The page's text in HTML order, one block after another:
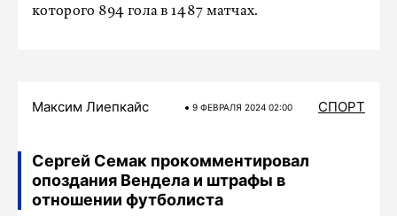
которого 894 гола в 1487 матчах.
Максим Лиепкайс 9 ФЕВРАЛЯ 2024 02:00 СПОРТ
Сергей Семак прокомментировал
опоздания Вендела и штрафы в
отношении футболиста